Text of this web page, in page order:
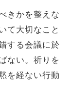
きかを整えな
て大切なこと
する会議に於
ない。祈りを
を経ない行動